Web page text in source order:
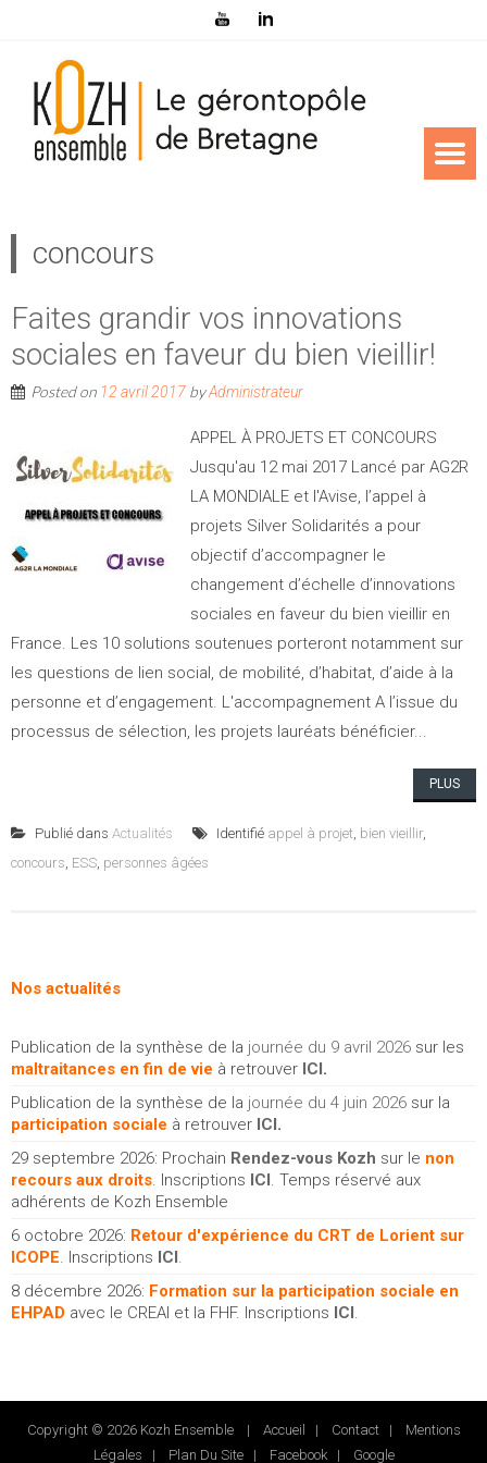
concours
Faites grandir vos innovations
sociales en faveur du bien vieillir!
Posted on 12 avril 2017 byAdministrateur
APPEL À PROJETS ET CONCOURS
Jusqu'au 12 mai 2017 Lancé par AG2R
LA MONDIALE et l'Avise, l’appel à
projets Silver Solidarités a pour
objectif d’accompagner le
changement d’échelle d’innovations
sociales en faveur du bien vieillir en
France. Les 10 solutions soutenues porteront notamment sur
les questions de lien social, de mobilité, d’habitat, d’aide à la
personne et d’engagement. L'accompagnement A l’issue du
processus de sélection, les projets lauréats bénéficier...
PLUS
Publié dans Actualités Identifié appel à projet, bien vieillir,
concours, ESS, personnes âgées
Nos actualités
Publication de la synthèse de la journée du 9 avril 2026 sur les
maltraitances en fin de vie à retrouver ICI .
Publication de la synthèse de la journée du 4 juin 2026 sur la
participation sociale à retrouver ICI .
29 septembre 2026: Prochain Rendez-vous Kozh sur le non
recours aux droits. Inscriptions ICI . Temps réservé aux
adhérents de Kozh Ensemble
6 octobre 2026: Retour d'expérience du CRT de Lorient sur
ICOPE. Inscriptions ICI .
8 décembre 2026: Formation sur la participation sociale en
EHPAD avec le CREAI et la FHF. Inscriptions ICI .
Copyright © 2026 Kozh Ensemble | Accueil | Contact| Mentions
Légales | Plan Du Site| Facebook| Google